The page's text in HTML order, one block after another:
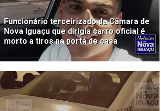
Funcionário terceirizado da Câmara de
Nova Iguaçu que dirigia carro oficial é
morto a tiros na porta de casa